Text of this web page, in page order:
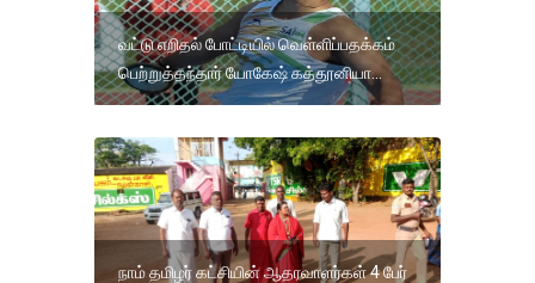
வட்டு எறிதல் போட்டியில் வெள்ளிப்பதக்கம்
பெற்றுத்தந்தார் யோகேஷ் கத்தூனியா...
நாம் தமிழர் கட்சியின் ஆதரவாளர்கள் 4 பேர்